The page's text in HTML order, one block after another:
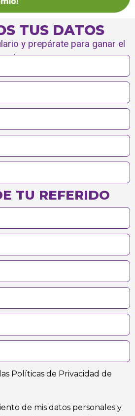
TUS DATOS
y prepárate para ganar el
bono.
TU REFERIDO
Políticas de Privacidad de
de mis datos personales y